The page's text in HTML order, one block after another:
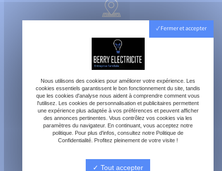
contact@berry-electricite.fr
Fermer et accepter
Nous utilisons des cookies pour améliorer votre expérience. Les
cookies essentiels garantissent le bon fonctionnement du site, tandis
que les cookies d'analyse nous aident à comprendre comment vous
l'utilisez. Les cookies de personnalisation et publicitaires permettent
une expérience plus adaptée à vos préférences et peuvent afficher
des annonces pertinentes. Vous contrôlez vos cookies via les
paramètres du navigateur. En continuant, vous acceptez notre
politique. Pour plus d'infos, consultez notre Politique de
Confidentialité. Profitez pleinement de votre visite !
Tout accepter